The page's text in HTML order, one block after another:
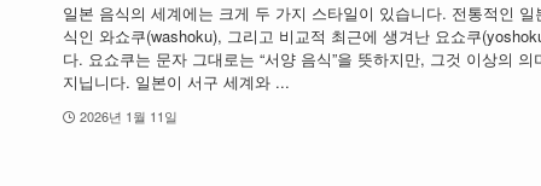
일본 음식의 세계에는 크게 두 가지 스타일이 있습니다. 전통적인 일
식인 와쇼쿠(washoku), 그리고 비교적 최근에 생겨난 요쇼쿠
다. 요쇼쿠는 문자 그대로는 “서양 음식”을 뜻하지만, 그것 이상의 의
지닙니다. 일본이 서구 세계와 ...
2026년 1월 11일